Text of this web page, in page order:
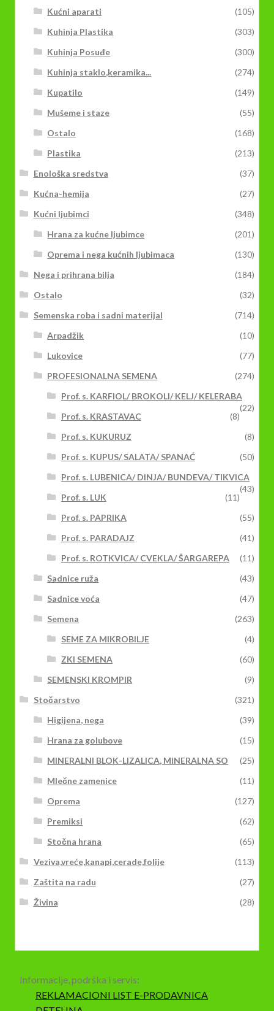
Kućni aparati
(105)
Kuhinja Plastika
(303)
Kuhinja Posuđe
(300)
Kuhinja staklo,keramika...
(274)
Kupatilo
(149)
Mušeme i staze
(55)
Ostalo
(168)
Plastika
(213)
Enološka sredstva
(37)
Kućna-hemija
(27)
Kućni ljubimci
(348)
Hrana za kućne ljubimce
(201)
Oprema i nega kućnih ljubimaca
(130)
Nega i prihrana bilja
(184)
Ostalo
(32)
Semenska roba i sadni materijal
(714)
Arpadžik
(10)
Lukovice
(77)
PROFESIONALNA SEMENA
(274)
Prof. s. KARFIOL/ BROKOLI/ KELJ/ KELERABA
(22)
Prof. s. KRASTAVAC
(8)
Prof. s. KUKURUZ
(8)
Prof. s. KUPUS/ SALATA/ SPANAĆ
(50)
Prof. s. LUBENICA/ DINJA/ BUNDEVA/ TIKVICA
(43)
Prof. s. LUK
(11)
Prof. s. PAPRIKA
(55)
Prof. s. PARADAJZ
(41)
Prof. s. ROTKVICA/ CVEKLA/ ŠARGAREPA
(11)
Sadnice ruža
(43)
Sadnice voća
(47)
Semena
(263)
SEME ZA MIKROBILJE
(4)
ZKI SEMENA
(60)
SEMENSKI KROMPIR
(9)
Stočarstvo
(321)
Higijena, nega
(39)
Hrana za golubove
(15)
MINERALNI BLOK-LIZALICA, MINERALNA SO
(25)
Mlečne zamenice
(11)
Oprema
(127)
Premiksi
(62)
Stočna hrana
(65)
Veziva,vreće,kanapi,cerade,folije
(113)
Zaštita na radu
(27)
Živina
(28)
Informacije, podrška i servis:
REKLAMACIONI LIST E-PRODAVNICA